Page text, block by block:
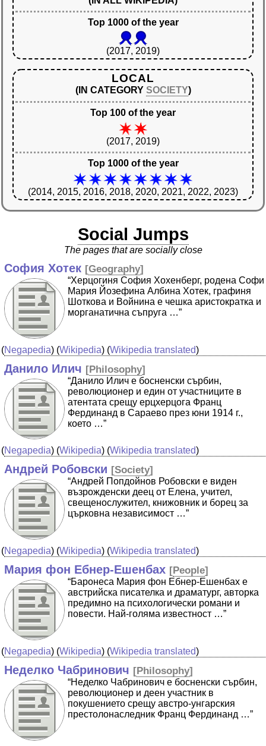
Top 1000 of the year
(2017, 2019)
LOCAL
(IN CATEGORY SOCIETY)
Top 100 of the year
(2017, 2019)
Top 1000 of the year
(2014, 2015, 2016, 2018, 2020, 2021, 2022, 2023)
Social Jumps
The pages that are socially close
София Хотек [Geography]
“Херцогиня София Хохенберг, родена Софи
Мария Йозефина Албина Хотек, графиня
Шоткова и Войнина е чешка аристократка и
морганатична съпруга …”
(Negapedia) (Wikipedia) (Wikipedia translated)
Данило Илич [Philosophy]
“Данило Илич е босненски сърбин,
революционер и един от участниците в
атентата срещу ерцхерцога Франц
Фердинанд в Сараево през юни 1914 г.,
което …”
(Negapedia) (Wikipedia) (Wikipedia translated)
Андрей Робовски [Society]
“Андрей Попдойнов Робовски е виден
възрожденски деец от Елена, учител,
свещенослужител, книжовник и борец за
църковна независимост …”
(Negapedia) (Wikipedia) (Wikipedia translated)
Мария фон Ебнер-Ешенбах [People]
“Баронеса Мария фон Ебнер-Ешенбах е
австрийска писателка и драматург, авторка
предимно на психологически романи и
повести. Най-голяма известност …”
(Negapedia) (Wikipedia) (Wikipedia translated)
Неделко Чабринович [Philosophy]
“Неделко Чабринович е босненски сърбин,
революционер и деен участник в
покушението срещу австро-унгарския
престолонаследник Франц Фердинанд …”